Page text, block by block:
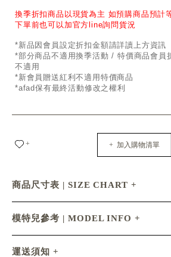
換季折扣商品以現貨為主 如預購商品預計
下單前也可以加官方line詢問貨況
*新品因會員設定折扣金額請詳讀上方資訊
*部分商品不適用換季活動 / 特價商品會員
不適用
*新會員贈送紅利不適用特價商品
*afad保有最終活動修改之權利
+ + 加入購物清單
商品尺寸表 | SIZE CHART
模特兒參考 | MODEL INFO
運送須知